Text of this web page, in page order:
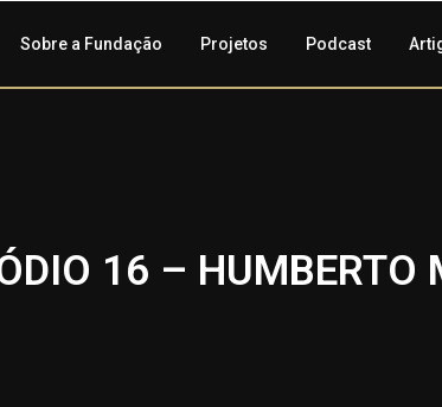
Sobre a Fundação Projetos Podcast
16 – HUMBERTO